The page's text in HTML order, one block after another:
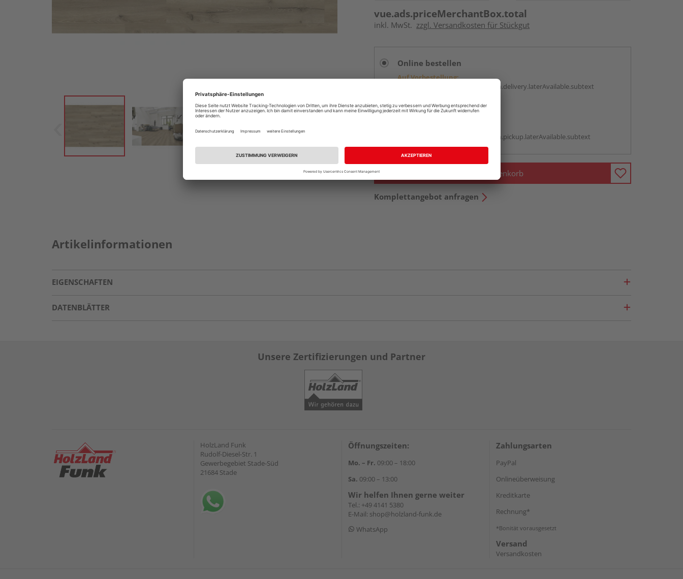
vue.ads.priceMerchantBox.total
inkl. MwSt. zzgl. Versandkosten für Stückgut
Online bestellen
Auf Vorbestellung:
vue.ads.priceMerchantBox.option.delivery.laterAvailable.subtext
Beim Händler abholen
vue.ads.priceMerchantBox.option.pickup.laterAvailable.subtext
In den Warenkorb
Komplettangebot anfragen
Artikelinformationen
EIGENSCHAFTEN
DATENBLÄTTER
Unsere Zertifizierungen und Partner
HolzLand Funk
Rudolf-Diesel-Str. 1
Gewerbegebiet Stade-Süd
21684 Stade
Öffnungszeiten:
Mo. – Fr. 09:00 – 18:00
Sa. 09:00 – 13:00
Wir helfen Ihnen gerne weiter
Tel.: +49 4141 5380
E-Mail: shop@holzland-funk.de
WhatsApp
Zahlungsarten
PayPal
Onlineüberweisung
Kreditkarte
Rechnung*
*Bonität vorausgesetzt
Versand
Versandkosten